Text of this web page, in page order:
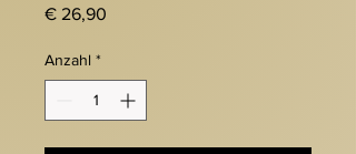
€ 26,90
Anzahl *